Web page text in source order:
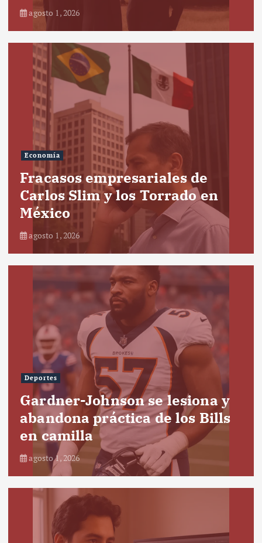
agosto 1, 2026
Economía
Fracasos empresariales de
Carlos Slim y los Torrado en
México
agosto 1, 2026
Deportes
Gardner-Johnson se lesiona y
abandona práctica de los Bills
en camilla
agosto 1, 2026